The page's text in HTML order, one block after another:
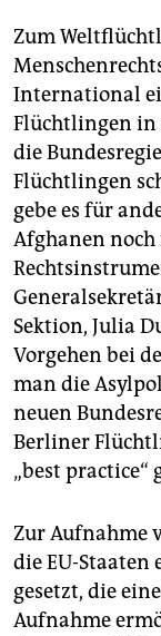
Zum
International
Flüchtlingen in
die
Flüchtlingen
gebe es für
Afghanen
Sektion, Julia
Vorgehen bei
man die
neuen
Berliner
„best practice“
Zur Aufnahme
die EU-
gesetzt, die
Aufnahme